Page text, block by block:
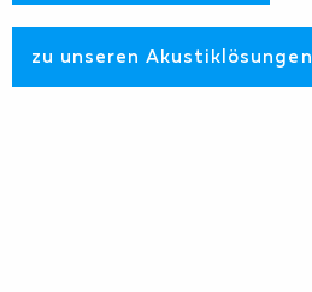
zu unseren Akustiklösungen